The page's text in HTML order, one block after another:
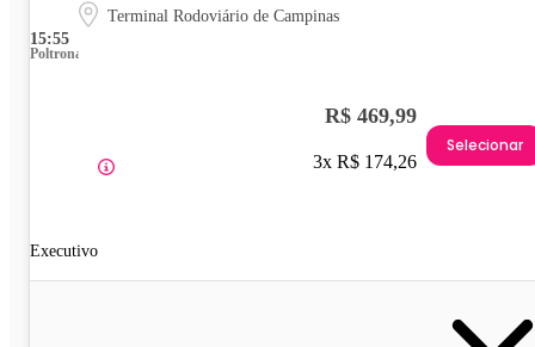
15:55
Terminal Rodoviário de Campinas
Poltrona
Executivo
R$ 469,99
3x R$ 174,26
Selecionar